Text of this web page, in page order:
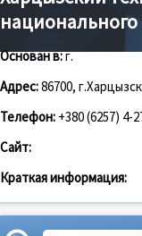
национального
Основан в:г.
Адрес:86700,
Телефон: +380 (6257) 4-
Сайт:
Краткая информация: